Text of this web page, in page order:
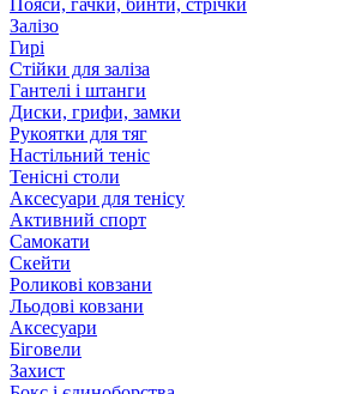
Пояси, гачки, бинти, стрічки
Залізо
Гирі
Стійки для заліза
Гантелі і штанги
Диски, грифи, замки
Рукоятки для тяг
Настільний теніс
Тенісні столи
Аксесуари для тенісу
Активний спорт
Самокати
Скейти
Роликові ковзани
Льодові ковзани
Аксесуари
Біговели
Захист